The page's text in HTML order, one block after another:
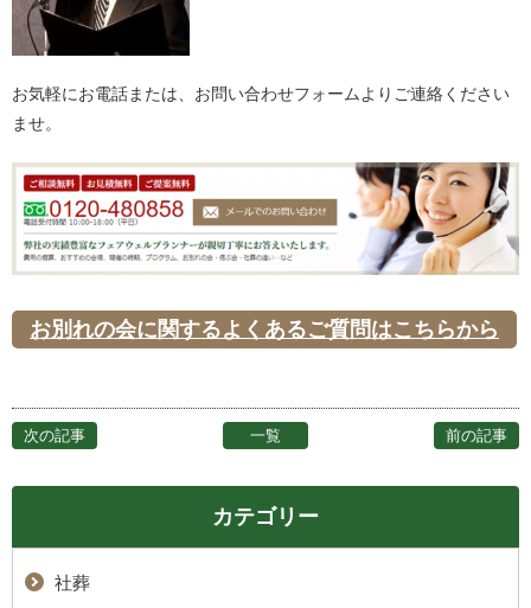
お気軽にお電話または、お問い合わせフォームよりご連絡ください
ませ。
お別れの会に関するよくあるご質問はこちらから
次の記事 一覧 前の記事
カテゴリー
社葬